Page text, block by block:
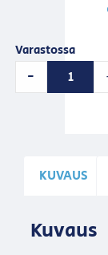
Varastossa
-
KUVAUS
Kuvaus